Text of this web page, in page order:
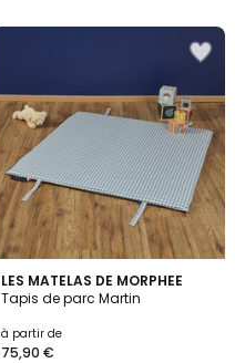
LES MATELAS DE MORPHEE
Tapis de parc Martin
à partir de
75,90 €